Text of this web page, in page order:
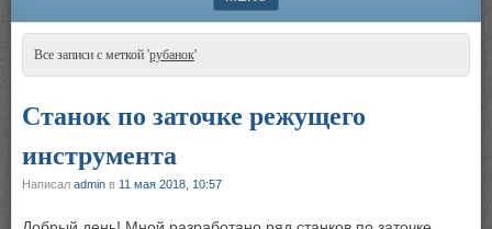
SKIP TO CONTENT
Все записи с меткой 'рубанок'
Станок по заточке режущего
инструмента
Написал admin в 11 мая 2018, 10:57